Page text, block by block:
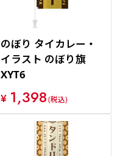
のぼり タイカレー・
イラスト のぼり旗
XYT6
¥ 1,398(税込)